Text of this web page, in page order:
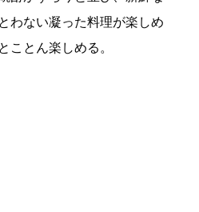
わない凝った料理が楽しめ
ことん楽しめる。